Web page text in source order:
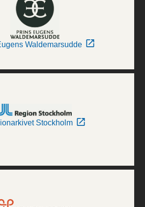
Waldemarsudde
Stockholm